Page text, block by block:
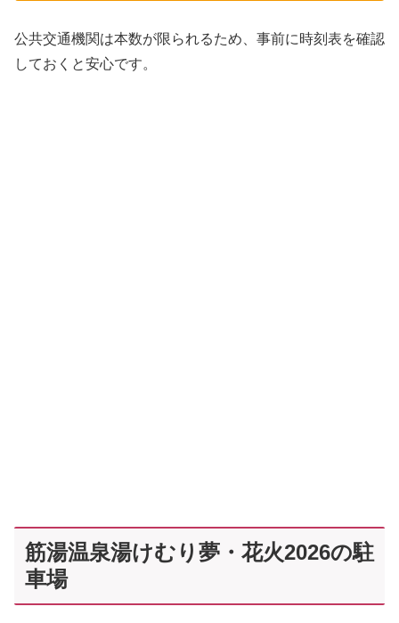
公共交通機関は本数が限られるため、事前に時刻表を確認
しておくと安心です。
筋湯温泉湯けむり夢・花火2026の駐
車場